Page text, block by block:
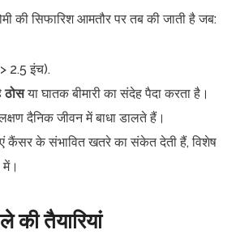
की सिफारिश आमतौर पर तब की जाती है जब:
2.5 इंच).
ठोसया घातक बीमारी का संदेह पैदा करता है।
दैनिक जीवन में बाधा डालते हैं।
कैंसर के संभावित खतरे का संकेत देती हैं, विशेष
में।
तैयारियां